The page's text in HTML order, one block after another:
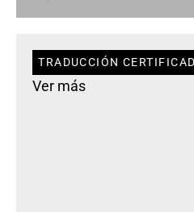
TRADUCCIÓN
Ver más